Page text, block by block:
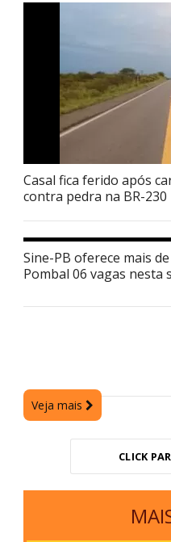
Casal fica ferido após
contra pedra na BR-230
Sine-PB oferece mais
Pombal 06 vagas nesta
Veja mais
CLICK